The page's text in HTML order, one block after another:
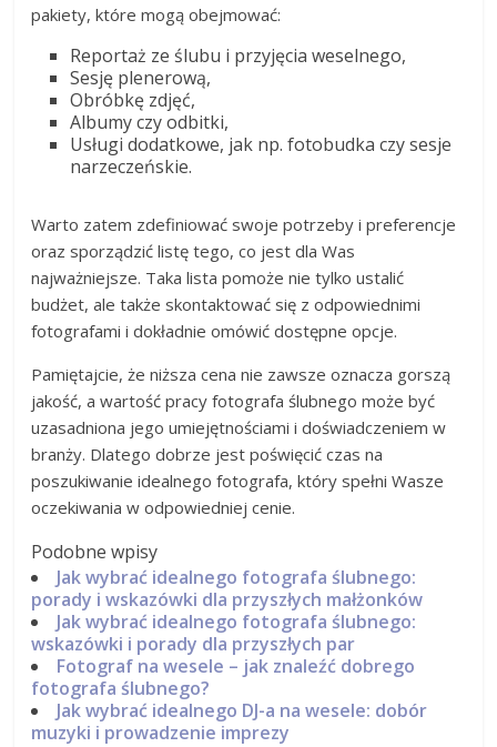
pakiety, które mogą obejmować:
Reportaż ze ślubu i przyjęcia weselnego,
Sesję plenerową,
Obróbkę zdjęć,
Albumy czy odbitki,
Usługi dodatkowe, jak np. fotobudka czy sesje
narzeczeńskie.
Warto zatem zdefiniować swoje potrzeby i preferencje
oraz sporządzić listę tego, co jest dla Was
najważniejsze. Taka lista pomoże nie tylko ustalić
budżet, ale także skontaktować się z odpowiednimi
fotografami i dokładnie omówić dostępne opcje.
Pamiętajcie, że niższa cena nie zawsze oznacza gorszą
jakość, a wartość pracy fotografa ślubnego może być
uzasadniona jego umiejętnościami i doświadczeniem w
branży. Dlatego dobrze jest poświęcić czas na
poszukiwanie idealnego fotografa, który spełni Wasze
oczekiwania w odpowiedniej cenie.
Podobne wpisy
Jak wybrać idealnego fotografa ślubnego:
porady i wskazówki dla przyszłych małżonków
Jak wybrać idealnego fotografa ślubnego:
wskazówki i porady dla przyszłych par
Fotograf na wesele – jak znaleźć dobrego
fotografa ślubnego?
Jak wybrać idealnego DJ-a na wesele: dobór
muzyki i prowadzenie imprezy